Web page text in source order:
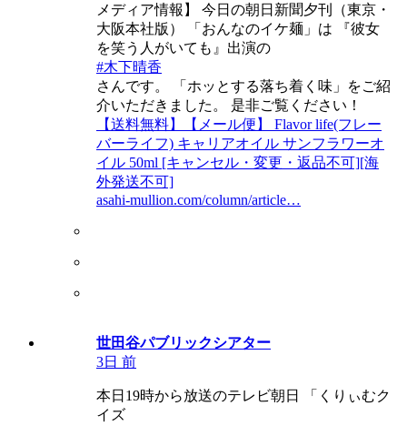
メディア情報】 今日の朝日新聞夕刊（東京・
大阪本社版） 「おんなのイケ麺」は 『彼女
を笑う人がいても』出演の
#木下晴香
さんです。 「ホッとする落ち着く味」をご紹
介いただきました。 是非ご覧ください！
【送料無料】【メール便】 Flavor life(フレー
バーライフ) キャリアオイル サンフラワーオ
イル 50ml [キャンセル・変更・返品不可][海
外発送不可]
asahi-mullion.com/column/article…
世田谷パブリックシアター
3日 前
本日19時から放送のテレビ朝日 「くりぃむク
イズ